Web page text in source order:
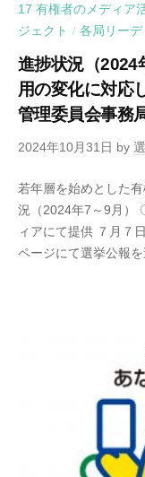
17 有権者のメディア
ジェクト
/ 各局リーデ
進捗状況（2024
用の変化に対応
管理委員会事務局
2024年10月31日 by
若年層を始めとした
況（2024年7～9月）
ィアにて提供 ７月７
ページにて選挙公報を